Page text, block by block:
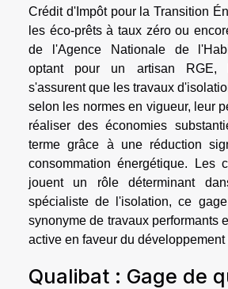
Crédit d'Impôt pour la Transition
les éco-prêts à taux zéro ou
de l'Agence Nationale de
optant pour un artisan RGE,
s'assurent que les travaux
selon les normes en vigueur, leur
réaliser des économies
terme grâce à une réduction
consommation énergétique. Les
jouent un rôle déterminant
spécialiste de l'isolation, ce
synonyme de travaux performants
active en faveur du développement
Qualibat : Gage de